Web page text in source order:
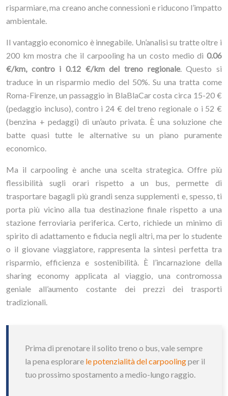
risparmiare, ma creano anche connessioni e riducono l’impatto
ambientale.
Il vantaggio economico è innegabile. Un’analisi su tratte oltre i
200 km mostra che il carpooling ha un costo medio di 0.06
€/km, contro i 0.12 €/km del treno regionale. Questo si
traduce in un risparmio medio del 50%. Su una tratta come
Roma-Firenze, un passaggio in BlaBlaCar costa circa 15-20 €
(pedaggio incluso), contro i 24 € del treno regionale o i 52 €
(benzina + pedaggi) di un’auto privata. È una soluzione che
batte quasi tutte le alternative su un piano puramente
economico.
Ma il carpooling è anche una scelta strategica. Offre più
flessibilità sugli orari rispetto a un bus, permette di
trasportare bagagli più grandi senza supplementi e, spesso, ti
porta più vicino alla tua destinazione finale rispetto a una
stazione ferroviaria periferica. Certo, richiede un minimo di
spirito di adattamento e fiducia negli altri, ma per lo studente
o il giovane viaggiatore, rappresenta la sintesi perfetta tra
risparmio, efficienza e sostenibilità. È l’incarnazione della
sharing economy applicata al viaggio, una contromossa
geniale all’aumento costante dei prezzi dei trasporti
tradizionali.
Prima di prenotare il solito treno o bus, vale sempre
la pena esplorare le potenzialità del carpoolingper il
tuo prossimo spostamento a medio-lungo raggio.